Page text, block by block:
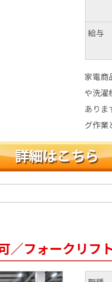
給与
家電商
や洗濯
ありま
グ作
／フォークリ